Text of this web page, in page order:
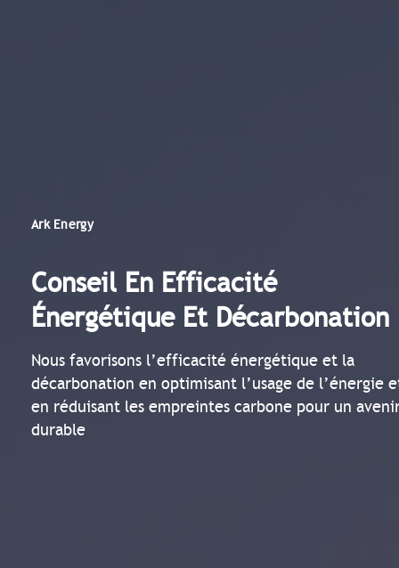
Ark Energy
Conseil En Efficacité
Énergétique Et Décarbonation
Nous favorisons l’efficacité énergétique et la
décarbonation en optimisant l’usage de l’énergie
en réduisant les empreintes carbone pour un
durable